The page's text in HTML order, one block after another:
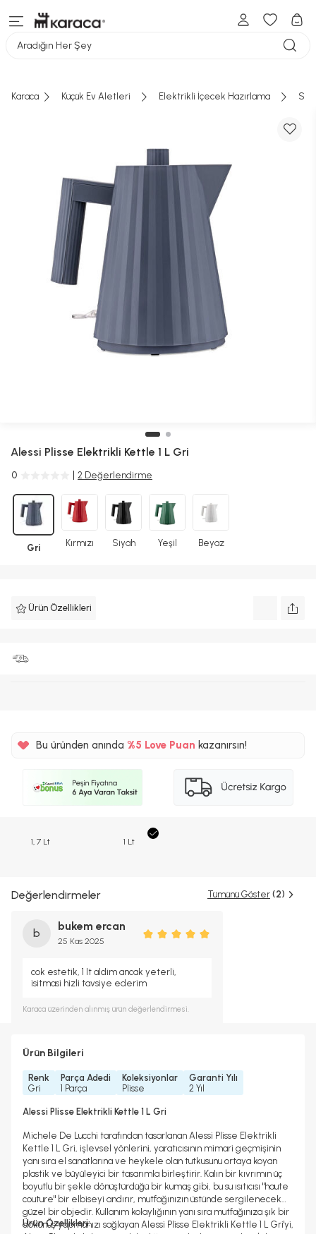
Aradığın Her Şey
Karaca Küçük Ev Aletleri Elektrikli İçecek Hazırlama Su
Alessi Plisse Elektrikli Kettle 1 L Gri
0 2 Değerlendirme
Gri Kırmızı Siyah Yeşil Beyaz
Ürün Özellikleri
Bu üründen anında %5
%5
Love Puan kazanırsın!
1, 7 Lt 1 Lt
Değerlendirmeler Tümünü Göster (2)
b
bukem ercan
25 Kas 2025
cok estetik, 1 lt aldim ancak yeterli,
isitmasi hizli tavsiye ederim
Karaca üzerinden alınmış ürün değerlendirmesi.
Ürün Bilgileri
Renk
Gri
Parça Adedi
1 Parça
Koleksiyonlar
Plisse
Garanti Yılı
2 Yıl
Alessi Plisse Elektrikli Kettle 1 L Gri
Michele De Lucchi tarafından tasarlanan Alessi Plisse Elektrikli
Kettle 1 L Gri, işlevsel yönlerini, yaratıcısının mimari geçmişinin
yanı sıra el sanatlarına ve heykele olan tutkusunu ortaya koyan
plastik ve büyüleyici bir tasarımla birleştirir. Kalın bir kıvrımın üç
boyutlu bir şekle dönüştürdüğü bir kumaş gibi, bu su ısıtıcısı "haute
couture" bir elbiseyi andırır, mutfağınızın üstünde sergilenecek
güzel bir objedir. Kullanım kolaylığının yanı sıra mutfağınıza şık bir
dokunuş yapmanızı sağlayan Alessi Plisse Elektrikli Kettle 1 L Gri'yi,
Ürün Özellikleri: